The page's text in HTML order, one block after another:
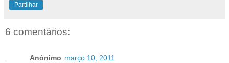
Partilhar
6 comentários:
Anónimo março 10, 2011